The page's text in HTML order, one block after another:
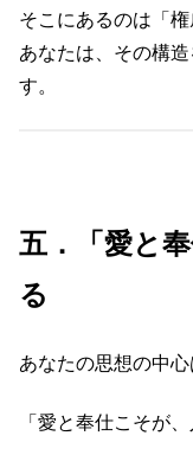
そこにあるのは「
あなたは、その構造
す。
五．「愛と
る
あなたの思想の中心
「愛と奉仕こそが